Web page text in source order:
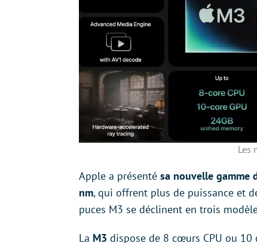
Les
Apple a présenté sa nouvelle gamme
nm, qui offrent plus de puissance et
puces M3 se déclinent en trois
La M3 dispose de 8 cœurs CPU ou 10